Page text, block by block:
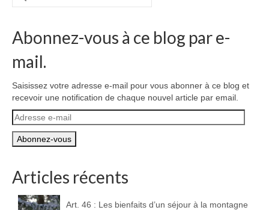
Abonnez-vous à ce blog par e-
mail.
Saisissez votre adresse e-mail pour vous abonner à ce blog et
recevoir une notification de chaque nouvel article par email.
Adresse
e-
mail
Articles récents
Art. 46 : Les bienfaits d’un séjour à la montagne